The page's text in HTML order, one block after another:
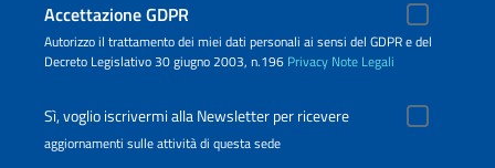
Accettazione GDPR
Autorizzo il trattamento dei miei dati personali ai sensi del GDPR e del
Decreto Legislativo 30 giugno 2003, n.196 Privacy Note Legali
Sì, voglio iscrivermi alla Newsletter per ricevere
aggiornamenti sulle attività di questa sede